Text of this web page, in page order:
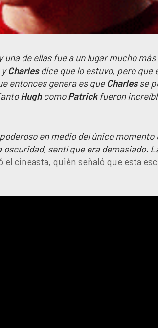
de ellas fue a un lugar mucho más
yCharlesdice que lo estuvo, pero que
entonces genera es que Charlesse
Hughcomo Patrickfueron
en medio del único momento
sentí que era demasiado.
el cineasta, quién señaló que esta